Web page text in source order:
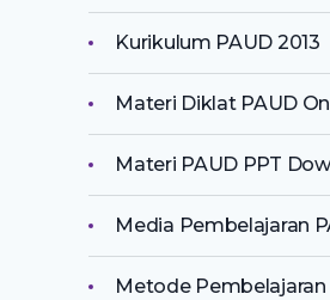
Kurikulum PAUD 2013
Materi Diklat PAUD
Materi PAUD PPT
Media Pembelajaran
Metode Pembelajaran